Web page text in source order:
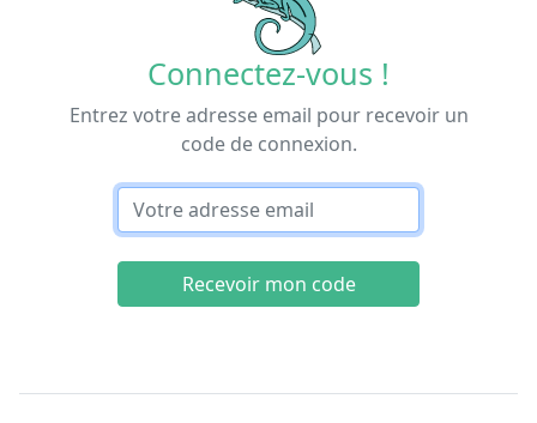
Connectez-vous !
Entrez votre adresse email pour recevoir un
code de connexion.
Recevoir mon code